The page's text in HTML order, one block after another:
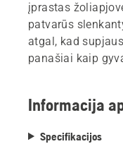
įprastas
patvarūs
atgal, kad
panašiai kaip
Informacija
Specifikacijos